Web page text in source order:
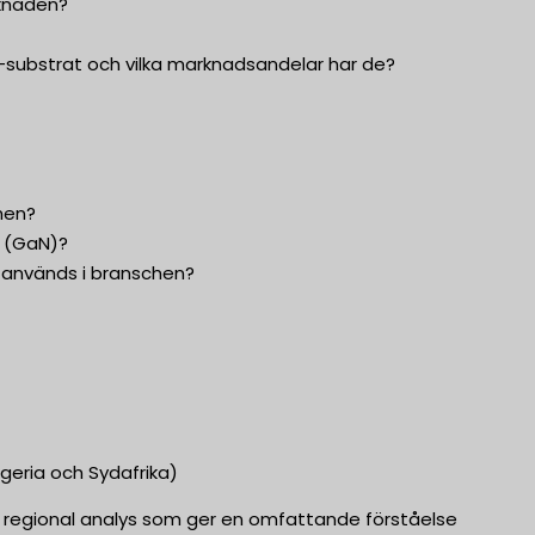
och vilka marknadsandelar har de?
i branschen?
och Sydafrika)
analys som ger en omfattande förståelse